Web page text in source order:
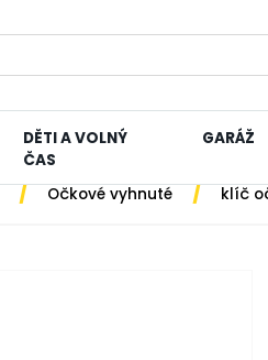
DĚTI A VOLNÝ
ČAS
GARÁŽ
/ Očkové vyhnuté / klíč